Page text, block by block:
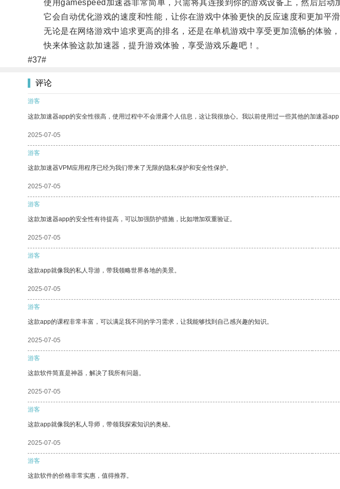
使用gamespeed加速器非常简单，只需将其连接到你的游戏设备上，然后启动
它会自动优化游戏的速度和性能，让你在游戏中体验更快的反应速度和更加平滑
无论是在网络游戏中追求更高的排名，还是在单机游戏中享受更加流畅的体验，
快来体验这款加速器，提升游戏体验，享受游戏乐趣吧！。
#37#
评论
游客
这款加速器app的安全性很高，使用过程中不会泄露个人信息，这让我很放心。我以前使用过一些其他的加速器
2025-07-05
游客
这款加速器VPM应用程序已经为我们带来了无限的隐私保护和安全性保护。
2025-07-05
游客
这款加速器app的安全性有待提高，可以加强防护措施，比如增加双重验证。
2025-07-05
游客
这款app就像我的私人导游，带我领略世界各地的美景。
2025-07-05
游客
这款app的课程非常丰富，可以满足我不同的学习需求，让我能够找到自己感兴趣的知识。
2025-07-05
游客
这款软件简直是神器，解决了我所有问题。
2025-07-05
游客
这款app就像我的私人导师，带领我探索知识的奥秘。
2025-07-05
游客
这款软件的价格非常实惠，值得推荐。